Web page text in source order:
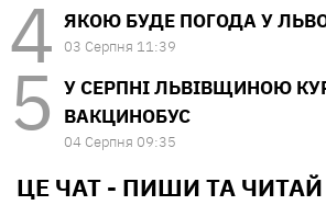
ЯКОЮ БУДЕ ПОГОДА У
03 Серпня 11:39
У СЕРПНІ ЛЬВІВЩИНОЮ
ВАКЦИНОБУС
04 Серпня 09:35
ЦЕ ЧАТ - ПИШИ ТА ЧИТАЙ